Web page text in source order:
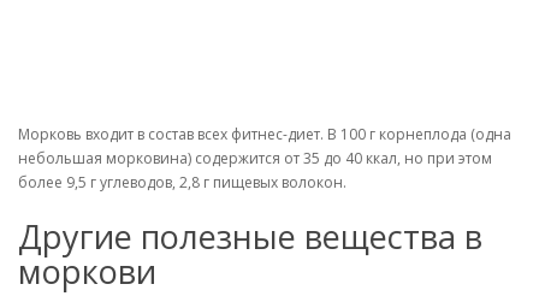
Морковь входит в состав всех фитнес-диет. В 100 г корнеплода (одна
небольшая морковина) содержится от 35 до 40 ккал, но при этом
более 9,5 г углеводов, 2,8 г пищевых волокон.
Другие полезные вещества в
моркови